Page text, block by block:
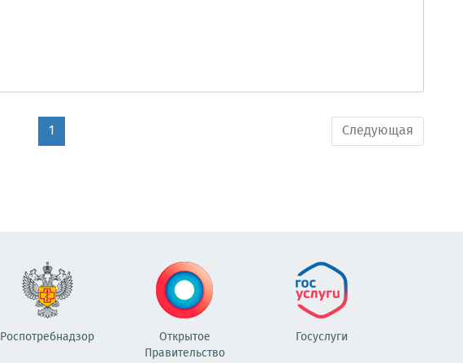
1 Следующая
Роспотребнадзор
Открытое
Правительство
Госуслуги